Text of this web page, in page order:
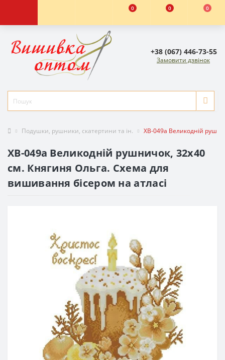
0 0 0
+38 (067) 446-73-55
Замовити дзвінок
Подушки, рушники, скатертини та ін. ХВ-049а Великодній
ХВ-049а Великодній рушничок, 32х40
см. Княгиня Ольга. Схема для
вишивання бісером на атласі